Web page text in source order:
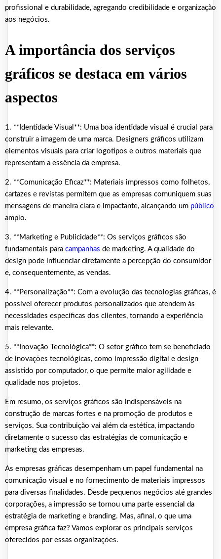
profissional e durabilidade, agregando credibilidade e organização
aos negócios.
A importância dos serviços
gráficos se destaca em vários
aspectos
1. **Identidade Visual**: Uma boa identidade visual é crucial para
construir a imagem de uma marca. Designers gráficos utilizam
elementos visuais para criar logotipos e outros materiais que
representam a essência da empresa.
2. **Comunicação Eficaz**: Materiais impressos como folhetos,
cartazes e revistas permitem que as empresas comuniquem suas
mensagens de maneira clara e impactante, alcançando um público
amplo.
3. **Marketing e Publicidade**: Os serviços gráficos são
fundamentais para campanhas de marketing. A qualidade do
design pode influenciar diretamente a percepção do consumidor
e, consequentemente, as vendas.
4. **Personalização**: Com a evolução das tecnologias gráficas, é
possível oferecer produtos personalizados que atendem às
necessidades específicas dos clientes, tornando a experiência
mais relevante.
5. **Inovação Tecnológica**: O setor gráfico tem se beneficiado
de inovações tecnológicas, como impressão digital e design
assistido por computador, o que permite maior agilidade e
qualidade nos projetos.
Em resumo, os serviços gráficos são indispensáveis na
construção de marcas fortes e na promoção de produtos e
serviços. Sua contribuição vai além da estética, impactando
diretamente o sucesso das estratégias de comunicação e
marketing das empresas.
As empresas gráficas desempenham um papel fundamental na
comunicação visual e no fornecimento de materiais impressos
para diversas finalidades. Desde pequenos negócios até grandes
corporações, a impressão se tornou uma parte essencial da
estratégia de marketing e branding. Mas, afinal, o que uma
empresa gráfica faz? Vamos explorar os principais serviços
oferecidos por essas organizações.